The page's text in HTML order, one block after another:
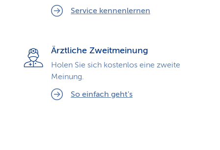
Service kennenlernen
Ärztliche Zweitmeinung
Holen Sie sich kostenlos eine zweite
Meinung.
So einfach geht's